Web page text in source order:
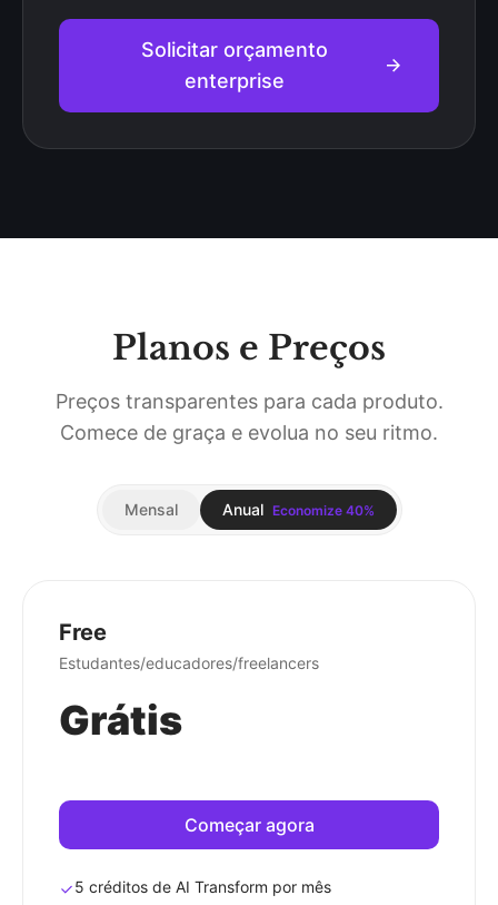
Solicitar orçamento
enterprise
Planos e Preços
Preços transparentes para cada produto.
Comece de graça e evolua no seu ritmo.
Mensal Anual Economize 40%
Free
Estudantes/educadores/freelancers
Grátis
Começar agora
5 créditos de AI Transform por mês